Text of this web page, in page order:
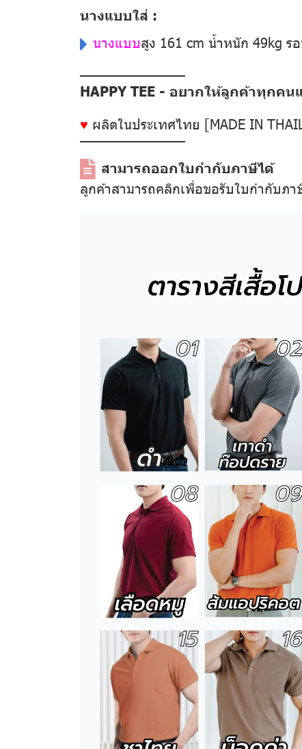
นางแบบใส่ :
นางแบบสูง 161 cm น้ำหนัก 49kg ร
––––––––––––––
HAPPY TEE - อยากให้ลูกค้าทุกค
♥ ผลิตในประเทศไทย [MADE IN
––––––––––––––
สามารถออกใบกำกับภาษีได้
ลูกค้าสามารถคลิกเพื่อขอรับใบกำกับภา